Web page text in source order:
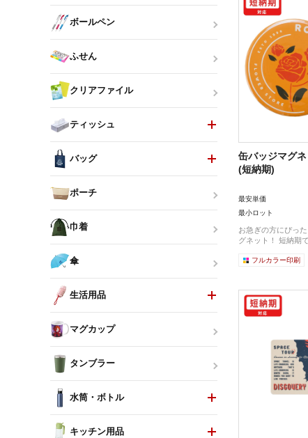
缶バッジマグ
(短納期)
最安単価
最小ロット
お急ぎの方にぴっ
グネット！ 短納期
フルカラー印刷
ボールペン
ふせん
クリアファイル
ティッシュ
バッグ
ポーチ
巾着
傘
生活用品
マグカップ
タンブラー
水筒・ボトル
キッチン用品